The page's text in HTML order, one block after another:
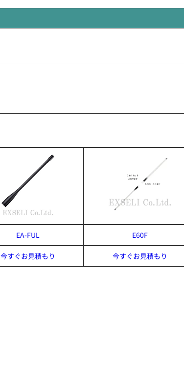
EA-FUL E60F
今すぐお見積もり 今すぐお見積もり